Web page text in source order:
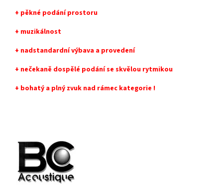
+ pěkné podání prostoru
+ muzikálnost
+ nadstandardní výbava a provedení
+ nečekaně dospělé podání se skvělou rytmikou
+ bohatý a plný zvuk nad rámec kategorie !